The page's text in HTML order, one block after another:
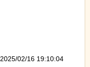
02/16 19:10:04